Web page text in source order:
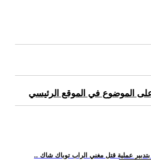
على الموضوع في الموقع الرئيسي
بتدبير عملية قتل مغني الراب توباك شاك